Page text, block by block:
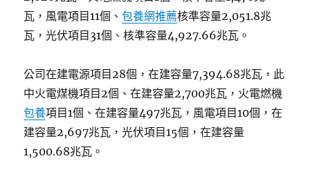
瓦，風電項目11個、包養網推薦核準容量2,051.8兆
瓦，光伏項目31個、核準容量4,927.66兆瓦。
公司在建電源項目28個，在建容量7,394.68兆瓦，此
中火電煤機項目2個、在建容量2,700兆瓦，火電燃機
包養項目1個、在建容量497兆瓦，風電項目10個，在
建容量2,697兆瓦，光伏項目15個，在建容量
1,500.68兆瓦。